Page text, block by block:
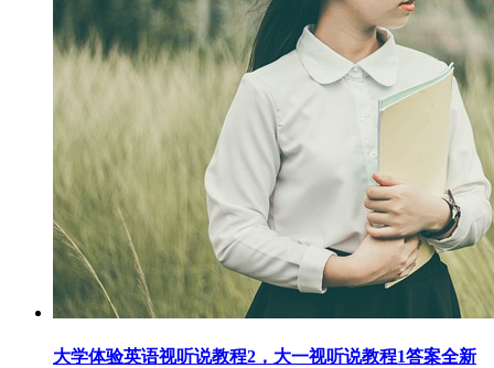
大学体验英语视听说教程2，大一视听说教程1答案全新